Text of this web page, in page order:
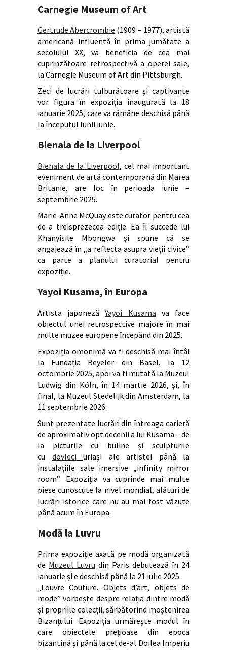
Carnegie Museum of Art
Gertrude Abercrombie (1909 – 1977), artistă
americană influentă în prima jumătate a
secolului XX, va beneficia de cea mai
cuprinzătoare retrospectivă a operei sale,
la Carnegie Museum of Art din Pittsburgh.
Zeci de lucrări tulburătoare și captivante
vor figura în expoziția inaugurată la 18
ianuarie 2025, care va rămâne deschisă până
la începutul lunii iunie.
Bienala de la Liverpool
Bienala de la Liverpool, cel mai important
eveniment de artă contemporană din Marea
Britanie, are loc în perioada iunie –
septembrie 2025.
Marie-Anne McQuay este curator pentru cea
de-a treisprezecea ediție. Ea îi succede lui
Khanyisile Mbongwa și spune că se
angajează în „a reflecta asupra vieții civice”
ca parte a planului curatorial pentru
expoziție.
Yayoi Kusama, în Europa
Artista japonezăYayoi Kusama va face
obiectul unei retrospective majore în mai
multe muzee europene începând din 2025.
Expoziția omonimă va fi deschisă mai întâi
la Fundația Beyeler din Basel, la 12
octombrie 2025, apoi va fi mutată la Muzeul
Ludwig din Köln, în 14 martie 2026, și, în
final, la Muzeul Stedelijk din Amsterdam, la
11 septembrie 2026.
Sunt prezentate lucrări din întreaga carieră
de aproximativ opt decenii a lui Kusama – de
la picturile cu buline și sculpturile
cu dovleci
uriași ale artistei până la
instalațiile sale imersive „infinity mirror
room”. Expoziția va cuprinde mai multe
piese cunoscute la nivel mondial, alături de
lucrări istorice care nu au mai fost văzute
până acum în Europa.
Modă la Luvru
Prima expoziție axată pe modă organizată
de Muzeul Luvru din Paris debutează în 24
ianuarie și e deschisă până la 21 iulie 2025.
„Louvre Couture. Objets d’art, objets de
mode” vorbește despre relația dintre modă
și propriile colecții, sărbătorind moștenirea
Bizanțului. Expoziția urmărește modul în
care obiectele prețioase din epoca
bizantină și până la cel de-al Doilea Imperiu